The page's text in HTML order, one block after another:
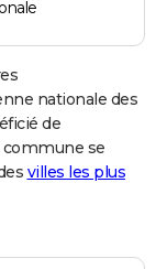
nationale des
de
commune se
villes les plus